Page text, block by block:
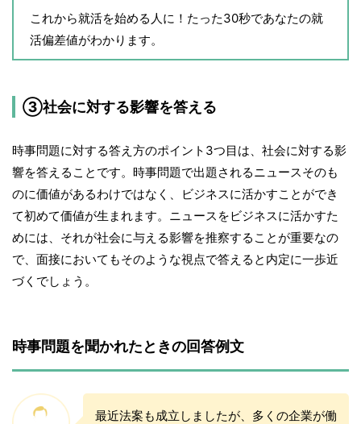
これから就活を始める人に！たった30秒であなたの就
活偏差値がわかります。
③社会に対する影響を答える
時事問題に対する答え方のポイント3つ目は、社会に対する影
響を答えることです。時事問題で出題されるニュースそのも
のに価値があるわけではなく、ビジネスに活かすことができ
て初めて価値が生まれます。ニュースをビジネスに活かすた
めには、それが社会に与える影響を推察することが重要なの
で、面接においてもそのような視点で答えると内定に一歩近
づくでしょう。
時事問題を聞かれたときの回答例文
最近法案も成立しましたが、多くの企業が働